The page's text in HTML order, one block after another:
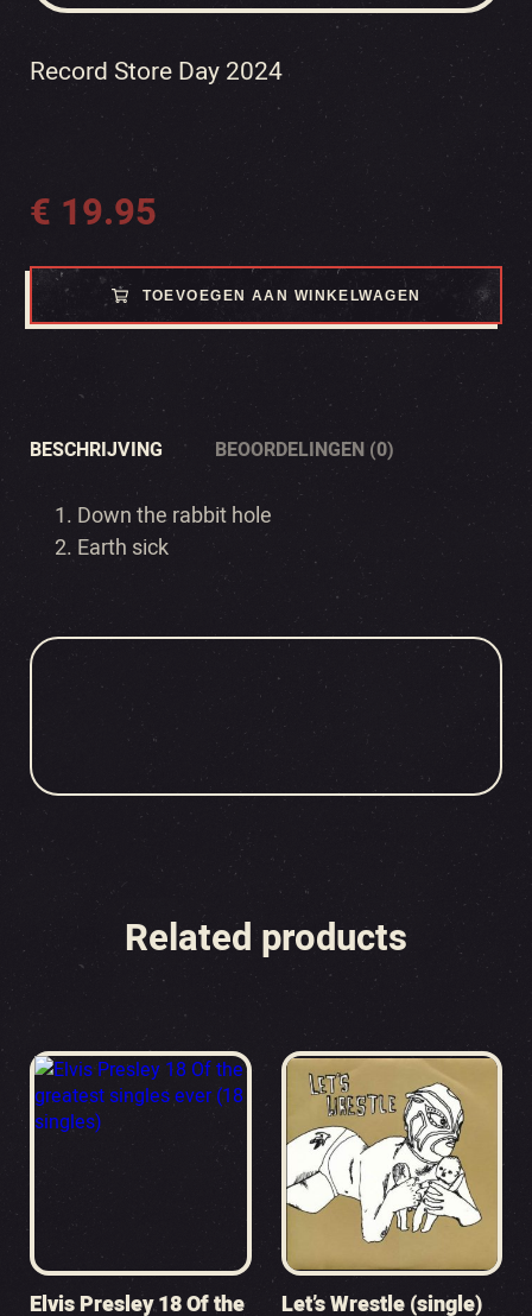
Record Store Day 2024
€ 19.95
TOEVOEGEN AAN WINKELWAGEN
BESCHRIJVING BEOORDELINGEN (0)
Down the rabbit hole
Earth sick
Related products
Elvis Presley 18 Of the Let’s Wrestle (single)